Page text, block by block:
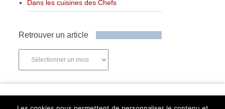
Dans les cuisines des Chefs
Retrouver un article